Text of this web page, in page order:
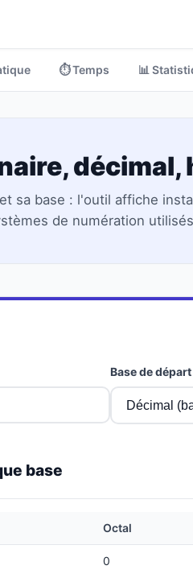
⏱️ Temps 📊
décimal,
sa base : l'outil affiche
de numération
Base de départ
base
Octal
0